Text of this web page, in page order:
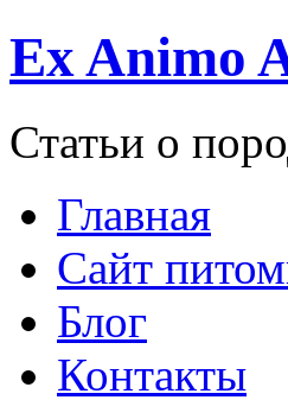
Ex Animo
Статьи о
Главная
Сайт
Блог
Контакты